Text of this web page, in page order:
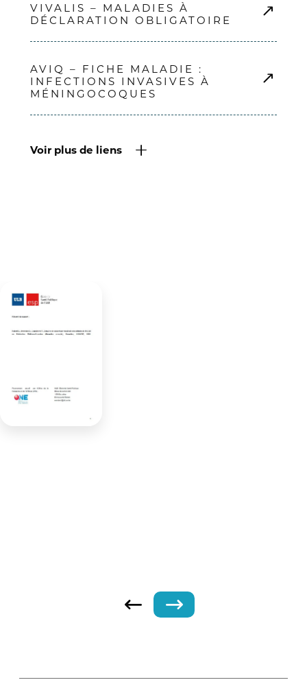
VIVALIS – MALADIES À
DÉCLARATION OBLIGATOIRE
AVIQ – FICHE MALADIE :
INFECTIONS INVASIVES À
MÉNINGOCOQUES
Voir plus de liens